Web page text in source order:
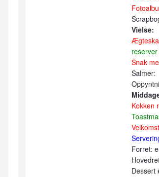
Vielse:
Snak
Salmer:
Kokken
Forret:
Dessert